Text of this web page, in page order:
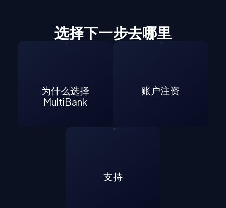
选择下一步去哪里
为什么选择
MultiBank
账户注资
支持